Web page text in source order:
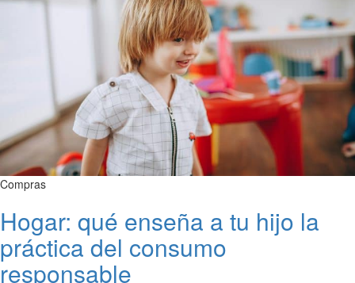
Compras
Hogar: qué enseña a tu hijo la
práctica del consumo
responsable